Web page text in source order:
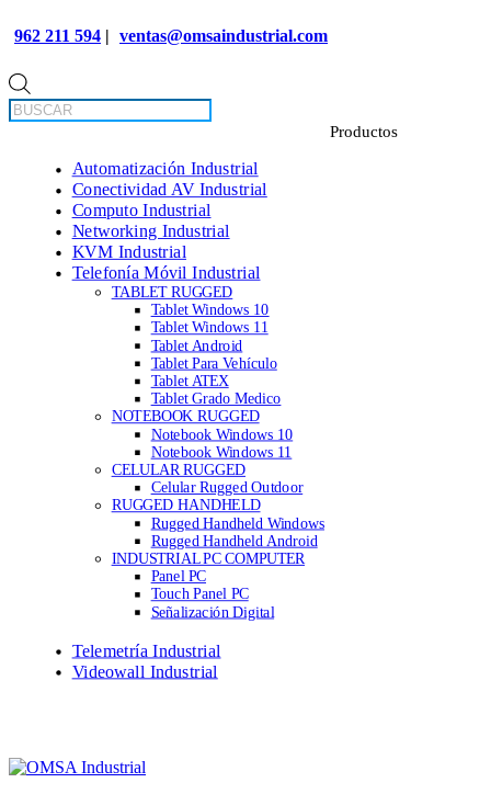
962 211 594 | ventas@omsaindustrial.com
de
productos
Automatización Industrial
Conectividad AV Industrial
Computo Industrial
Networking Industrial
KVM Industrial
Telefonía Móvil Industrial
TABLET RUGGED
Tablet Windows 10
Tablet Windows 11
Tablet Android
Tablet Para Vehículo
Tablet ATEX
Tablet Grado Medico
NOTEBOOK RUGGED
Notebook Windows 10
Notebook Windows 11
CELULAR RUGGED
Celular Rugged Outdoor
RUGGED HANDHELD
Rugged Handheld Windows
Rugged Handheld Android
INDUSTRIAL PC COMPUTER
Panel PC
Touch Panel PC
Señalización Digital
Telemetría Industrial
Videowall Industrial